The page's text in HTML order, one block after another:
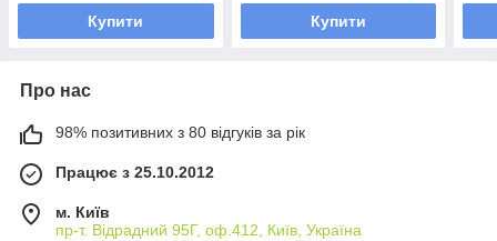
Купити Купити
Про нас
98% позитивних з 80 відгуків за рік
Працює з 25.10.2012
м. Київ
пр-т. Відрадний 95Г, оф.412, Київ, Україна